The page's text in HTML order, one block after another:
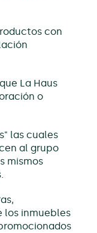
con
La Haus
o
las cuales
al grupo
mismos
los inmuebles